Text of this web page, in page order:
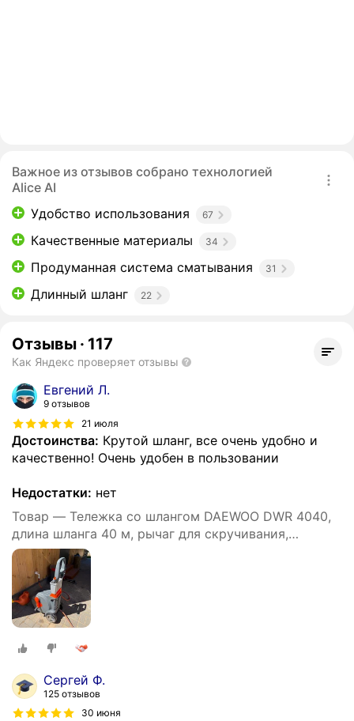
Важное из отзывов собрано технологией
Alice AI
Удобство использования
67
Качественные материалы 34
Продуманная система сматывания 31
Длинный шланг 22
Отзывы · 117
Как Яндекс проверяет отзывы
Евгений Л.
9 отзывов
21 июля
Достоинства: Крутой шланг, все очень удобно и
качественно! Очень удобен в пользовании
Недостатки: нет
Товар — Тележка со шлангом DAEWOO DWR 4040,
длина шланга 40 м, рычаг для скручивания,
автоматическая укладка
Сергей Ф.
125 отзывов
30 июня